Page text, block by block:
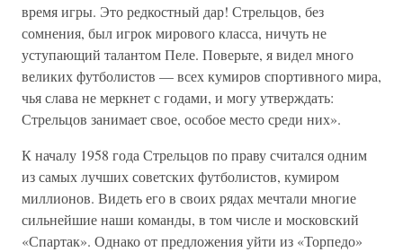
время игры. Это редкостный дар! Стрельцов, без
сомнения, был игрок мирового класса, ничуть не
уступающий талантом Пеле. Поверьте, я видел много
великих футболистов — всех кумиров спортивного мира,
чья слава не меркнет с годами, и могу утверждать:
Стрельцов занимает свое, особое место среди них».
К началу 1958 года Стрельцов по праву считался одним
из самых лучших советских футболистов, кумиром
миллионов. Видеть его в своих рядах мечтали многие
сильнейшие наши команды, в том числе и московский
«Спартак». Однако от предложения уйти из «Торпедо»